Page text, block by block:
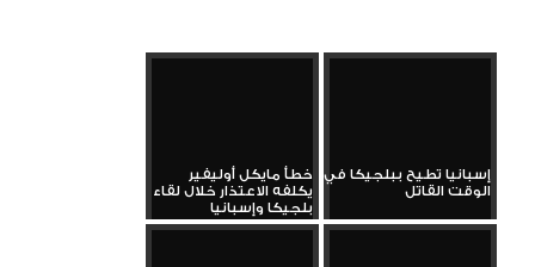
إسبانيا تطيح ببلجيكا في
الوقت القاتل
خطأ مايكل أوليفير
يكلفه الاعتذار خلال لقاء
بلجيكا وإسبانيا